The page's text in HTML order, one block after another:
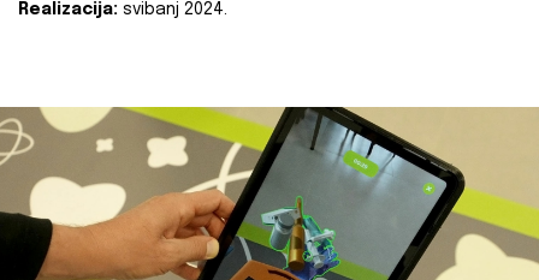
Realizacija: svibanj 2024.